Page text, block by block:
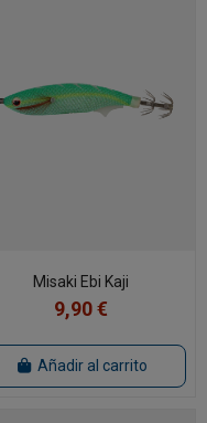
Misaki Ebi Kaji
9,90 €
Añadir al carrito